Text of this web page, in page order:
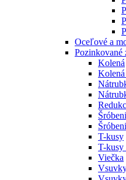
Oceľové a
Pozinkované
Kolená
T-kusy
T-kusy
Viečka